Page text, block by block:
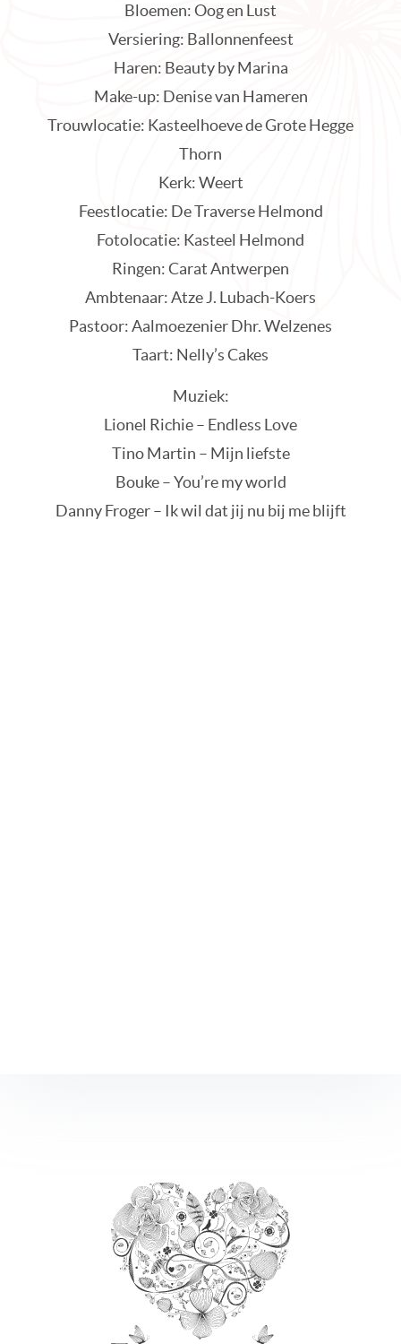
Bloemen: Oog en Lust
Versiering: Ballonnenfeest
Haren: Beauty by Marina
Make-up: Denise van Hameren
Trouwlocatie: Kasteelhoeve de Grote Hegge
Thorn
Kerk: Weert
Feestlocatie: De Traverse Helmond
Fotolocatie: Kasteel Helmond
Ringen: Carat Antwerpen
Ambtenaar: Atze J. Lubach-Koers
Pastoor: Aalmoezenier Dhr. Welzenes
Taart: Nelly’s Cakes
Muziek:
Lionel Richie – Endless Love
Tino Martin – Mijn liefste
Bouke – You’re my world
Danny Froger – Ik wil dat jij nu bij me blijft